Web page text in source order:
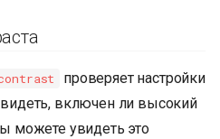
проверяет настройки
включен ли высокий
можете увидеть это